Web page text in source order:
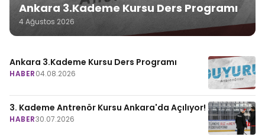
Ankara 3.Kademe Kursu Ders Programı
4 Ağustos 2026
Ankara 3.Kademe Kursu Ders Programı
HABER04.08.2026
3. Kademe Antrenör Kursu Ankara'da Açılıyor!
HABER30.07.2026